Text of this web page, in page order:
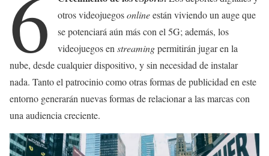
otros videojuegosonlineestán viviendo un auge que
se potenciará aún más con el 5G; además, los
videojuegos enstreamingpermitirán jugar en la
nube, desde cualquier dispositivo, y sin necesidad de instalar
nada. Tanto el patrocinio como otras formas de publicidad en este
entorno generarán nuevas formas de relacionar a las marcas con
una audiencia creciente.